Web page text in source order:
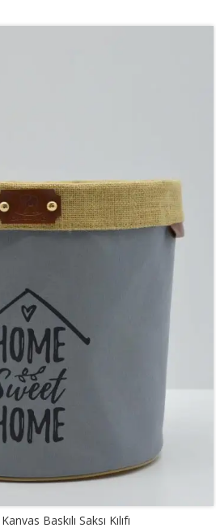
Baskılı Saksı Kılıfı